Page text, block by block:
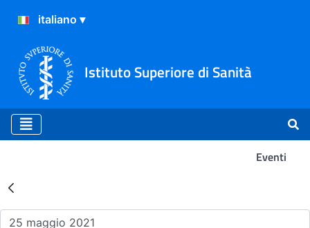
Istituto Superiore di Sanità
Eventi
Risultati della Ricerca -